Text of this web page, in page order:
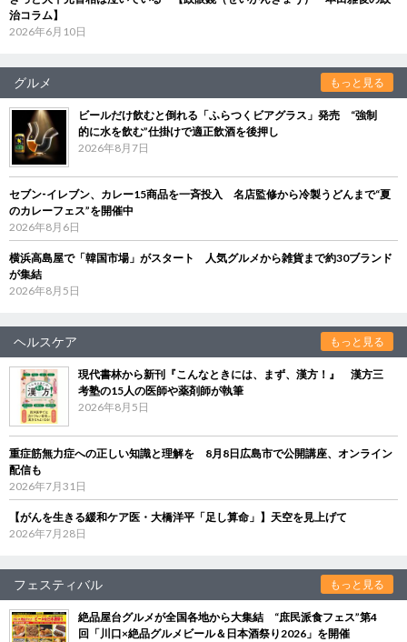
治コラム】
2026年6月10日
グルメ もっと見る
ビールだけ飲むと倒れる「ふらつくビアグラス」発売 “強制
的に水を飲む”仕掛けで適正飲酒を後押し
2026年8月7日
セブン‐イレブン、カレー15商品を一斉投入 名店監修から冷製うどんまで“夏
のカレーフェス”を開催中
2026年8月6日
横浜高島屋で「韓国市場」がスタート 人気グルメから雑貨まで約30ブランド
が集結
2026年8月5日
ヘルスケア もっと見る
現代書林から新刊『こんなときには、まず、漢方！』 漢方三
考塾の15人の医師や薬剤師が執筆
2026年8月5日
重症筋無力症への正しい知識と理解を 8月8日広島市で公開講座、オンライン
配信も
2026年7月31日
【がんを生きる緩和ケア医・大橋洋平「足し算命」】天空を見上げて
2026年7月28日
フェスティバル もっと見る
絶品屋台グルメが全国各地から大集結 “庶民派食フェス”第4
回「川口×絶品グルメビール＆日本酒祭り2026」を開催